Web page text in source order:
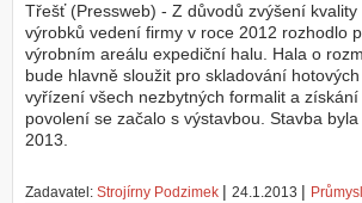
Třešť (Pressweb) - Z důvodů zvýšení
výrobků vedení firmy v roce 2012 rozhodlo
výrobním areálu expediční halu. Hala o
bude hlavně sloužit pro skladování
vyřízení všech nezbytných formalit a
povolení se začalo s výstavbou. Stavba
2013.
Zadavatel: Strojírny Podzimek | 24.1.2013 |